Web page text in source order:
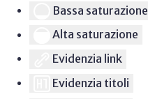
Bassa saturazione
Alta saturazione
Evidenzia link
Evidenzia titoli